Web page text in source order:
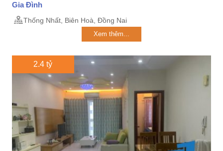
Gia Đình
Thống Nhất, Biên Hoà, Đồng Nai
Xem thêm...
2.4 tỷ